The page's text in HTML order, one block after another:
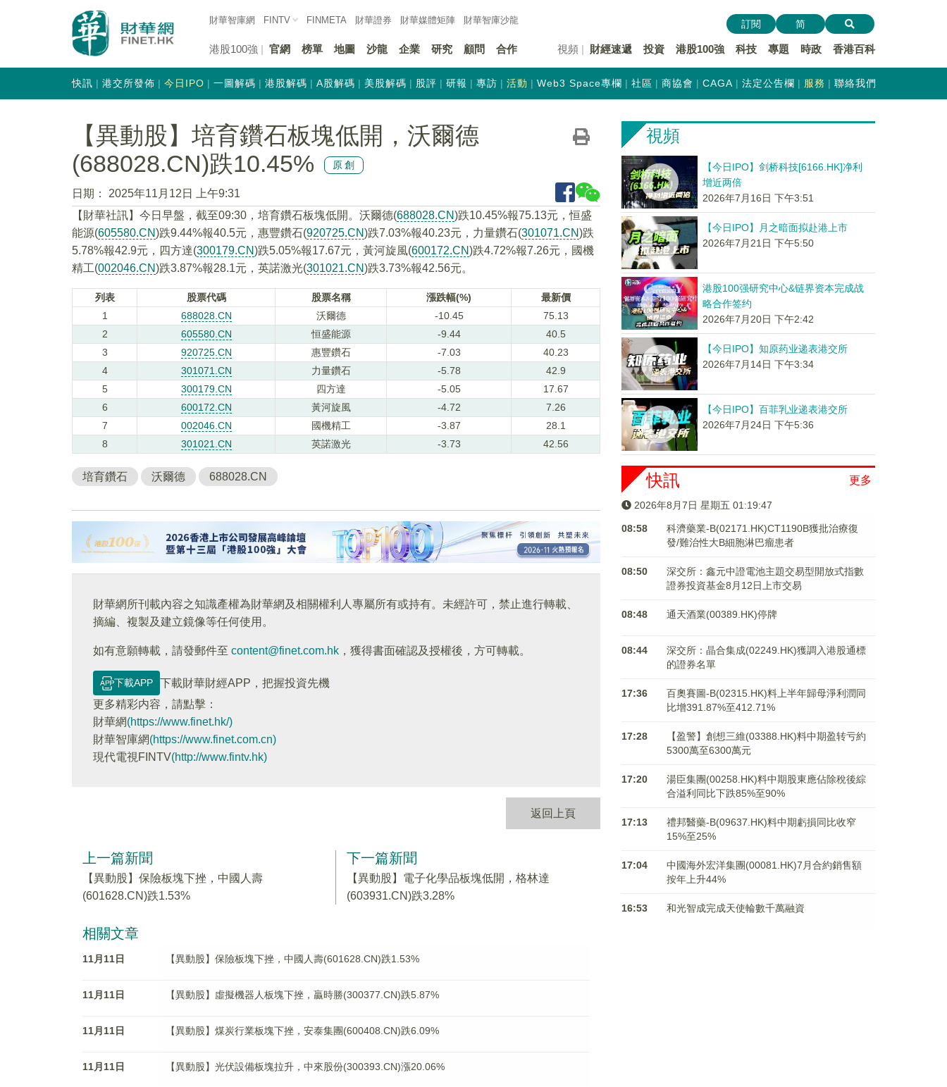
財華智庫網 FINTV FINMETA 財華證券 財華媒體矩陣 財華智庫沙龍
港股100強 官網 榜單 地圖 沙龍 企業 研究 顧問 合作 視頻 財經速遞 投資 港股100強 科技 專題 時政 香港百科
訂閱 简
快訊 港交所發佈 今日IPO 一圖解碼 港股解碼 A股解碼 美股解碼 股評 研報 專訪 活動 Web3 Space專欄 社區 商協會 CAGA 法定公告欄 服務 聯絡我們
【異動股】培育鑽石板塊低開，沃爾德
(688028.CN)跌10.45%
原創
日期：
2025年11月12日 上午9:31
【財華社訊】今日早盤，截至09:30，培育鑽石板塊低開。沃爾德(688028.CN)跌10.45%報75.13元，恒盛
能源(605580.CN)跌9.44%報40.5元，惠豐鑽石(920725.CN)跌7.03%報40.23元，力量鑽石(301071.CN)跌
5.78%報42.9元，四方達(300179.CN)跌5.05%報17.67元，黃河旋風(600172.CN)跌4.72%報7.26元，國機
精工(002046.CN)跌3.87%報28.1元，英諾激光(301021.CN)跌3.73%報42.56元。
列表 股票代碼 股票名稱 漲跌幅(%)
最新價
1
688028.CN 沃爾德 -10.45
75.13
2
605580.CN 恒盛能源 -9.44
40.5
3
920725.CN 惠豐鑽石 -7.03
40.23
4
301071.CN 力量鑽石 -5.78
42.9
5
300179.CN 四方達 -5.05
17.67
6
600172.CN 黃河旋風 -4.72
7.26
7
002046.CN 國機精工 -3.87
28.1
8
301021.CN 英諾激光 -3.73 42.56
培育鑽石 沃爾德 688028.CN
財華網所刊載內容之知識產權為財華網及相關權利人專屬所有或持有。未經許可，禁止進行轉載、
摘編、複製及建立鏡像等任何使用。
如有意願轉載，請發郵件至 content@finet.com.hk ，獲得書面確認及授權後，方可轉載。
下載APP
下載財華財經APP，把握投資先機
更多精彩内容，請點擊：
財華網(https://www.finet.hk/)
財華智庫網(https://www.finet.com.cn)
現代電視FINTV(http://www.fintv.hk)
返回上頁
上一篇新聞
【異動股】保險板塊下挫，中國人壽
(601628.CN)跌1.53%
下一篇新聞
【異動股】電子化學品板塊低開，格林達
(603931.CN)跌3.28%
相關文章
11月11日 【異動股】保險板塊下挫，中國人壽(601628.CN)跌1.53%
11月11日 【異動股】虛擬機器人板塊下挫，贏時勝(300377.CN)跌5.87%
11月11日 【異動股】煤炭行業板塊下挫，安泰集團(600408.CN)跌6.09%
11月11日 【異動股】光伏設備板塊拉升，中來股份(300393.CN)漲20.06%
視頻
【今日IPO】剑桥科技[6166.HK]净利
增近两倍
2026年7月16日 下午3:51
【今日IPO】月之暗面拟赴港上市
2026年7月21日 下午5:50
港股100强研究中心&链界资本完成战
略合作签约
2026年7月20日 下午2:42
【今日IPO】知原药业递表港交所
2026年7月14日 下午3:34
【今日IPO】百菲乳业递表港交所
2026年7月24日 下午5:36
更多
快訊
2026年8月7日 星期五 01:19:47
08:58
科濟藥業-B(02171.HK)CT1190B獲批治療復
發/難治性大B細胞淋巴瘤患者
08:50
深交所：鑫元中證電池主題交易型開放式指數
證券投資基金8月12日上市交易
08:48 通天酒業(00389.HK)停牌
08:44
深交所：晶合集成(02249.HK)獲調入港股通標
的證券名單
17:36
百奧賽圖-B(02315.HK)料上半年歸母淨利潤同
比增391.87%至412.71%
17:28
【盈警】創想三維(03388.HK)料中期盈转亏約
5300萬至6300萬元
17:20
湯臣集團(00258.HK)料中期股東應佔除稅後綜
合溢利同比下跌85%至90%
17:13
禮邦醫藥-B(09637.HK)料中期虧損同比收窄
15%至25%
17:04
中國海外宏洋集團(00081.HK)7月合約銷售額
按年上升44%
16:53 和光智成完成天使輪數千萬融資